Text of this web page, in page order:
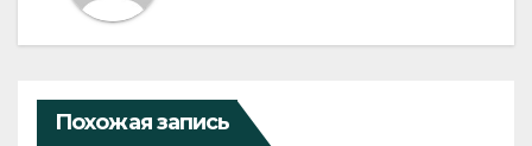
Похожая запись